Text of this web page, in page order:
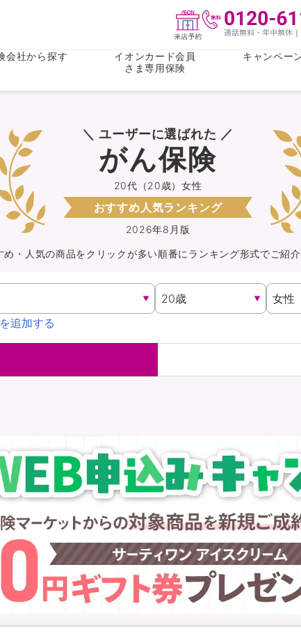
がん保険 女性医療
収入保障
持病がある方向け
持病があ
がん保険
火災保険
WAON POINT還元型保険
がん保険 女性医療
収入保障保険 介護・認
会社から探す
イオンカード会員
さま専用保険
キャンペー
ライフステージ 心配事
＼ ユーザーに選ばれた ／
2026年8月版
20代（20歳）女性
がん保険
おすすめ人気ランキング
め・人気の商品をクリックが多い順番にランキング形式でご紹介
追加する